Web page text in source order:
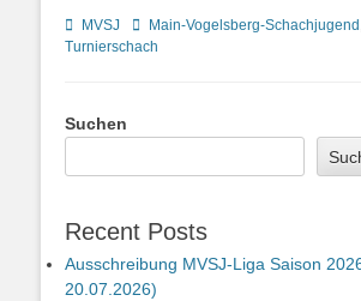
Kategorien
MVSJ Schlagworte
Main-Vogelsberg-Schachjugend
Turnierschach
Suchen
Recent Posts
Ausschreibung MVSJ-Liga Saison
20.07.2026)